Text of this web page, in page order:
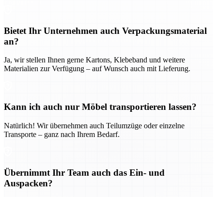
Bietet Ihr Unternehmen auch Verpackungsmaterial
an?
Ja, wir stellen Ihnen gerne Kartons, Klebeband und weitere
Materialien zur Verfügung – auf Wunsch auch mit Lieferung.
Kann ich auch nur Möbel transportieren lassen?
Natürlich! Wir übernehmen auch Teilumzüge oder einzelne
Transporte – ganz nach Ihrem Bedarf.
Übernimmt Ihr Team auch das Ein- und
Auspacken?